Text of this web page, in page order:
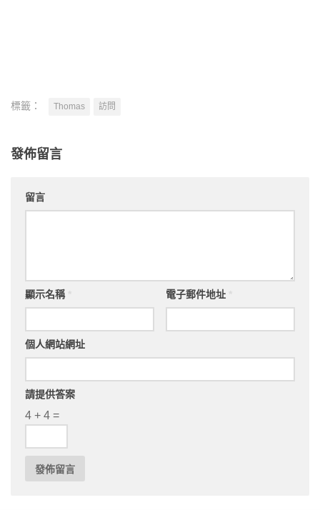
標籤： Thomas 訪問
發佈留言
留言
顯示名稱 電子郵件地址
個人網站網址
請提供答案
4 + 4 =